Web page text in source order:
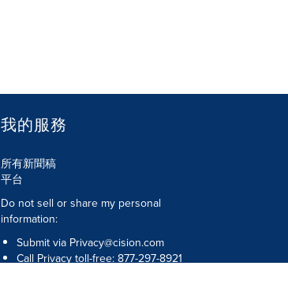
我的服務
所有新聞稿
平台
Do not sell or share my personal
information:
Submit via Privacy@cision.com
Call Privacy toll-free: 877-297-8921